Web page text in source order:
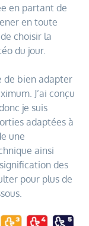
en partant de
en toute
choisir la
du jour.
de bien adapter
J’ai conçu
je suis
adaptées à
une
ainsi
des
pour plus de